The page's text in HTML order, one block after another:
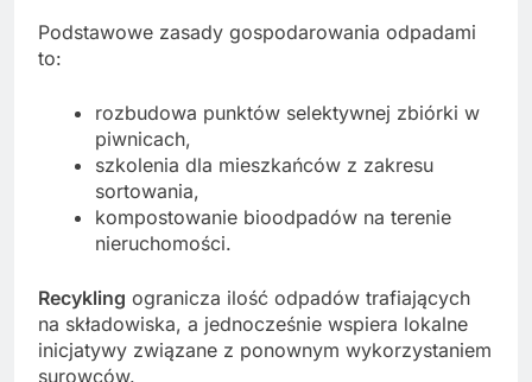
Podstawowe zasady gospodarowania odpadami
to:
rozbudowa punktów selektywnej zbiórki w
piwnicach,
szkolenia dla mieszkańców z zakresu
sortowania,
kompostowanie bioodpadów na terenie
nieruchomości.
Recykling ogranicza ilość odpadów trafiających
na składowiska, a jednocześnie wspiera lokalne
inicjatywy związane z ponownym wykorzystaniem
surowców.